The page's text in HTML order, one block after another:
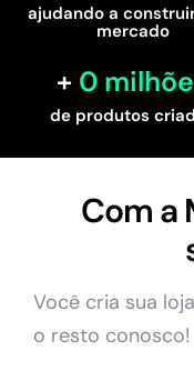
ajudando a
mercado
de produtos
0
Com a
Você cria sua
o resto conosco!